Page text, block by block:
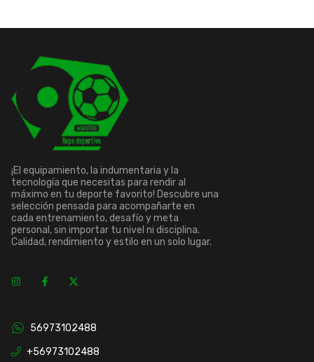
¡El equipamiento, la indumentaria y la
tecnología que necesitas para rendir al
máximo en tu deporte favorito! Descubre una
selección pensada para acompañarte en
cada entrenamiento, desafío y meta
personal, sin importar tu nivel ni disciplina.
Calidad, rendimiento y estilo en un solo lugar.
56973102488
+56973102488